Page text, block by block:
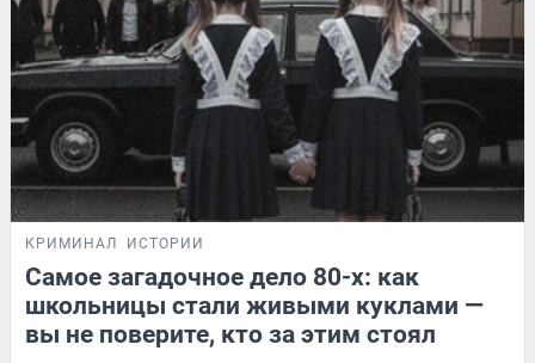
КРИМИНАЛ ИСТОРИИ
Самое загадочное дело 80-х: как
школьницы стали живыми куклами —
вы не поверите, кто за этим стоял